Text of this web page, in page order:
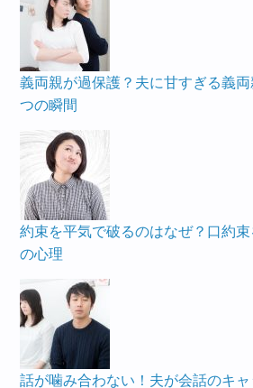
義両親が過保護？夫に甘すぎる義
つの瞬間
約束を平気で破るのはなぜ？口約
の心理
話が噛み合わない！夫が会話のキ